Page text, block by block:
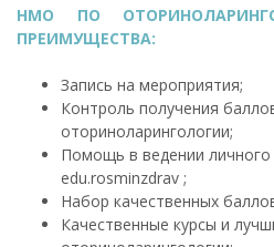
НМО ПО
ПРЕИМУЩЕСТВА:
Запись на мероприятия;
Контроль получения
оториноларингологии;
Помощь в ведении личного
edu.rosminzdrav ;
Набор качественных
Качественные курсы и